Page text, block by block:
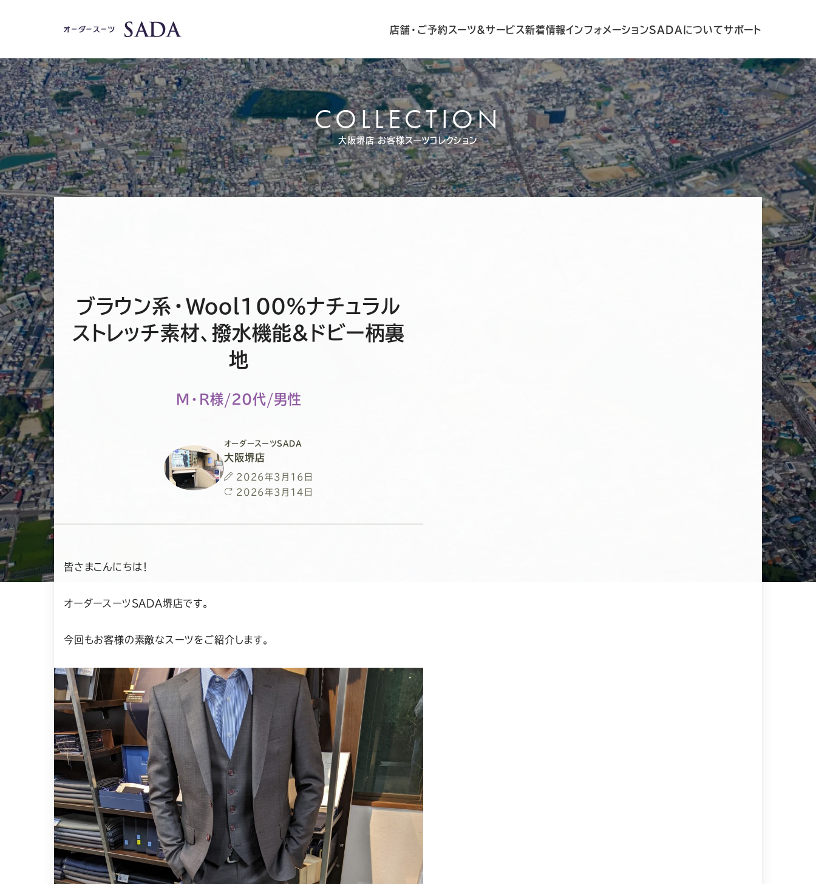
店舗・ご予約 スーツ&サービス新着情報インフォメーションSADAについてサポート
COLLECTION
大阪堺店お客様スーツコレクション
ブラウン系・Wool100％ナチュラル
ストレッチ素材、撥水機能&ドビー柄裏
地
M・R様/20代/男性
オーダースーツSADA
大阪堺店
投
稿
2026年3月16日
最
更
2026年3月14日
皆さまこんにちは！
オーダースーツSADA堺店です。
今回もお客様の素敵なスーツをご紹介します。